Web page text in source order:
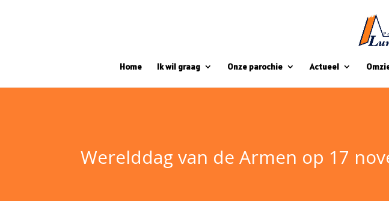
Home Ik wil graag Onze parochie Actueel
Werelddag van de Armen op 17